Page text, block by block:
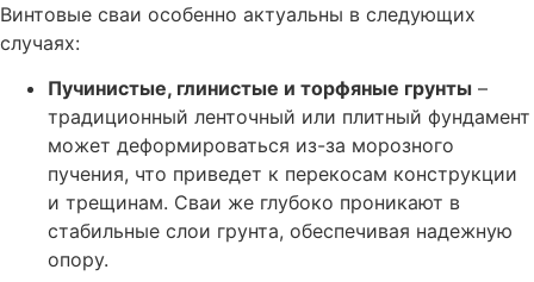
Винтовые сваи особенно актуальны в следующих
случаях:
Пучинистые, глинистые и торфяные грунты –
традиционный ленточный или плитный фундамент
может деформироваться из-за морозного
пучения, что приведет к перекосам конструкции
и трещинам. Сваи же глубоко проникают в
стабильные слои грунта, обеспечивая надежную
опору.